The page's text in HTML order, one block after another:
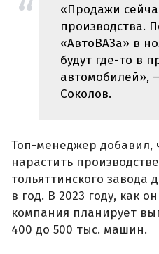
«Продажи
производства.
«АвтоВАЗа» в
будут где-то в
автомобилей»,
Соколов.
Топ-менеджер добавил,
нарастить
тольяттинского завода
в год. В 2023 году, как
компания планирует
400 до 500 тыс. машин.